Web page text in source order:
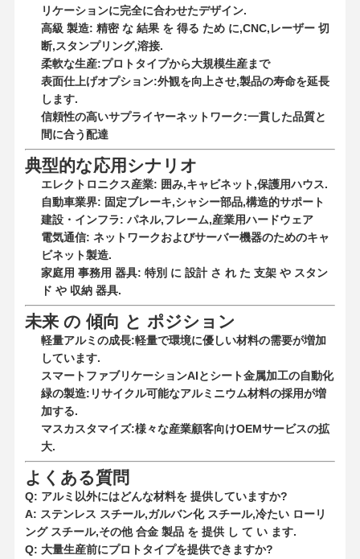
家へ 製品
に つい て
工場 ツアー 品質管理
連絡 くださ
い
事件
今雑談しなさ
アルミニウムダイキャスティング
CNC加工部品
シートメタル部品
自動車部品製造
ダイカスト製エンクロージャ
迅速なプロトタイピング
金属表面処理
リケーションに完全に合わせたデザイン.
高級 製造: 精密 な 結果 を 得る ため に,CNC,レーザー 切
断,スタンプリング,溶接.
柔軟な生産:プロトタイプから大規模生産まで
表面仕上げオプション:外観を向上させ,製品の寿命を延長
します.
信頼性の高いサプライヤーネットワーク:一貫した品質と
間に合う配達
典型的な応用シナリオ
エレクトロニクス産業: 囲み,キャビネット,保護用ハウス.
自動車業界: 固定ブレーキ,シャシー部品,構造的サポート
建設・インフラ: パネル,フレーム,産業用ハードウェア
電気通信: ネットワークおよびサーバー機器のためのキャ
ビネット製造.
家庭用 事務用 器具: 特別 に 設計 さ れ た 支架 や スタン
ド や 収納 器具.
未来 の 傾向 と ポジション
軽量アルミの成長:軽量で環境に優しい材料の需要が増加
しています.
スマートファブリケーションAIとシート金属加工の自動化
緑の製造:リサイクル可能なアルミニウム材料の採用が増
加する.
マスカスタマイズ:様々な産業顧客向けOEMサービスの拡
大.
よくある質問
Q: アルミ以外にはどんな材料を 提供していますか?
A: ステンレス スチール,ガルバン化 スチール,冷たい ローリ
ング スチール,その他 合金 製品 を 提供 し て い ます.
Q: 大量生産前にプロトタイプを提供できますか?